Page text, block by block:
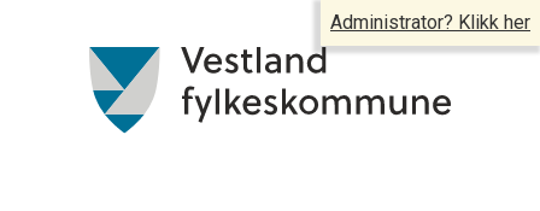
Administrator? Klikk her